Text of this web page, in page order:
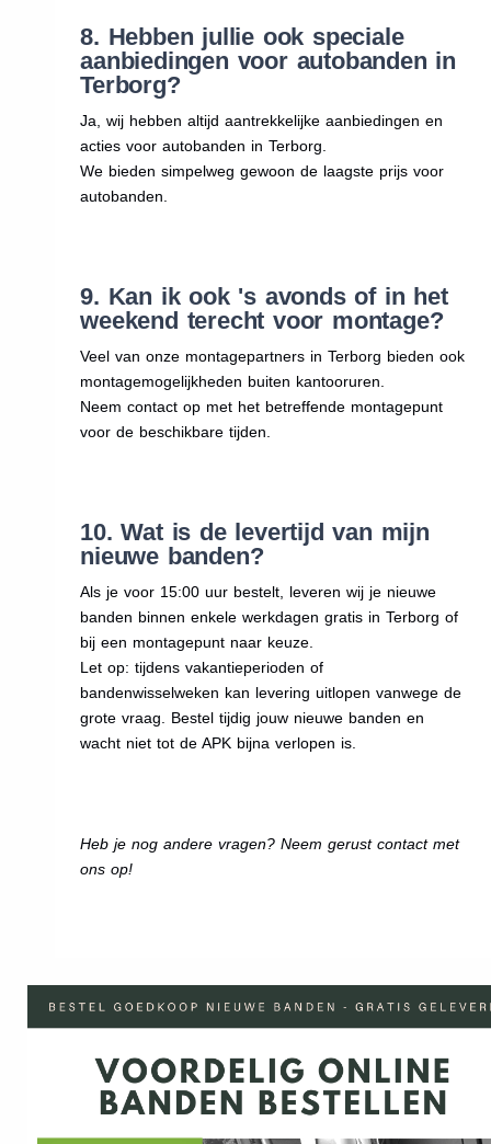
8. Hebben jullie ook speciale
aanbiedingen voor autobanden in
Terborg?
Ja, wij hebben altijd aantrekkelijke aanbiedingen en
acties voor autobanden in Terborg.
We bieden simpelweg gewoon de laagste prijs voor
autobanden.
9. Kan ik ook 's avonds of in het
weekend terecht voor montage?
Veel van onze montagepartners in Terborg bieden ook
montagemogelijkheden buiten kantooruren.
Neem contact op met het betreffende montagepunt
voor de beschikbare tijden.
10. Wat is de levertijd van mijn
nieuwe banden?
Als je voor 15:00 uur bestelt, leveren wij je nieuwe
banden binnen enkele werkdagen gratis in Terborg of
bij een montagepunt naar keuze.
Let op: tijdens vakantieperioden of
bandenwisselweken kan levering uitlopen vanwege de
grote vraag. Bestel tijdig jouw nieuwe banden en
wacht niet tot de APK bijna verlopen is.
Heb je nog andere vragen? Neem gerust contact met
ons op!